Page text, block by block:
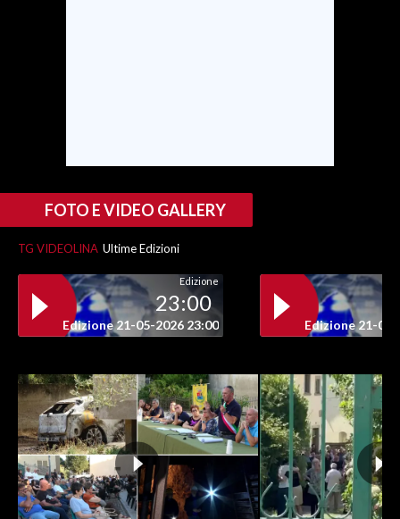
ANNUNCI
NECROLOGI
PUBBLICITÀ
SPIAGGE
STORE
FOTO E VIDEO GALLERY
TG VIDEOLINA Ultime Edizioni
Edizione
23:00
Edizione 21-05-2026 23:00 Edizione 21-05-